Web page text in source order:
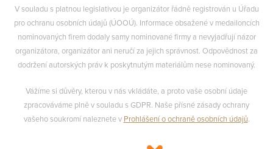
V souladu s platnou legislativou je organizátor řádně registrován u Úřadu
pro ochranu osobních údajů (ÚOOÚ). Informace obsažené v medailoncích
nominovaných firem dodaly samy nominované firmy a nevyjadřují názor
organizátora, organizátor ani neručí za jejich správnost. Odpovědnost za
dodržení autorských práv k poskytnutým materiálům nese nominovaný.
Vážíme si důvěry, kterou v nás vkládáte, a proto vaše osobní údaje
zpracováváme plně v souladu s GDPR. Naše přísné zásady ochrany
vašeho soukromí naleznete v Prohlášení o ochraně osobních údajů.